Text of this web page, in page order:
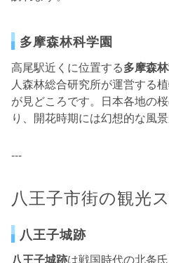
多摩森林科学園
高尾駅近くに位置する多摩森
人森林総合研究所が運営する
が見どころです。日本各地の
り、開花時期には幻想的な風景
---
八王子市街の観光
八王子城跡
八王子城跡は戦国時代の北条